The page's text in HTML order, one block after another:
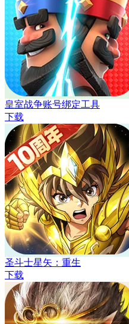
皇室战争账号绑定工具
下载
圣斗士星矢：重生
下载